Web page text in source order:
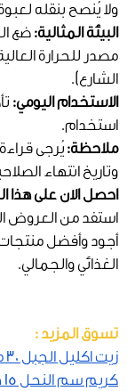
ولا يُنصح بنقله
البيئة المثالية: ضع
مصدر للحرارة
الشارع).
الاستخدام اليومي:
استخدام.
ملاحظة: يُرجى
وتاريخ انتهاء
احصل الآن على هذا
استفد من العروض
أجود وأفضل
الغذائي والجمالي.
تسوق المزيد :
زيت اكليل الجبل 30 مل
كريم سم النحل 15 جرام